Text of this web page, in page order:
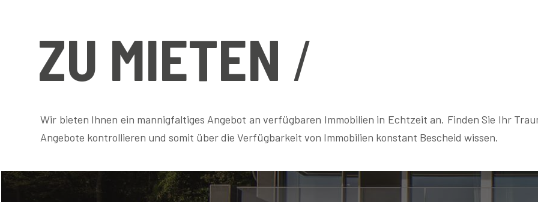
ZU MIETEN
Wir bieten Ihnen ein mannigfaltiges Angebot an verfügbaren Immobilien in Echtzeit an. Finden Sie Ihr
Angebote kontrollieren und somit über die Verfügbarkeit von Immobilien konstant Bescheid wissen.
KAUFEN